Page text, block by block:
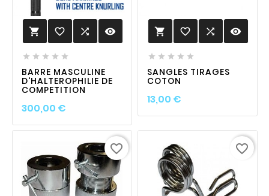
 favorite_border  visibility
    
BARRE MASCULINE
D'HALTEROPHILIE DE
COMPETITION
300,00 €Prix
 favorite_border  visibility
    
SANGLES TIRAGES
COTON
13,00 €Prix
favorite_border favorite_border